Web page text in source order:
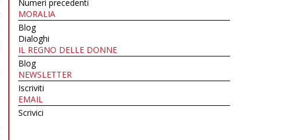
Numeri precedenti
MORALIA
Blog
Dialoghi
IL REGNO DELLE DONNE
Blog
NEWSLETTER
Iscriviti
EMAIL
Scrivici